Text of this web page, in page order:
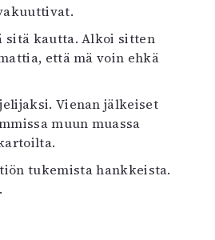
sitä kautta. Alkoi sitten
että mä voin ehkä
Vienan jälkeiset
muun muassa
tukemista hankkeista.